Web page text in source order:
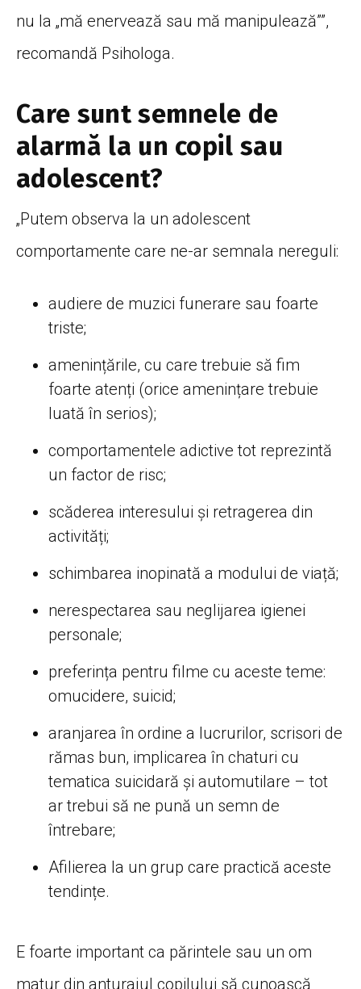
nu la „mă enervează sau mă manipulează””,
recomandă Psihologa.
Care sunt semnele de
alarmă la un copil sau
adolescent?
„Putem observa la un adolescent
comportamente care ne-ar semnala nereguli:
audiere de muzici funerare sau foarte
triste;
amenințările, cu care trebuie să fim
foarte atenți (orice amenințare trebuie
luată în serios);
comportamentele adictive tot reprezintă
un factor de risc;
scăderea interesului și retragerea din
activități;
schimbarea inopinată a modului de viață;
nerespectarea sau neglijarea igienei
personale;
preferința pentru filme cu aceste teme:
omucidere, suicid;
aranjarea în ordine a lucrurilor, scrisori de
rămas bun, implicarea în chaturi cu
tematica suicidară și automutilare – tot
ar trebui să ne pună un semn de
întrebare;
Afilierea la un grup care practică aceste
tendințe.
E foarte important ca părintele sau un om
matur din anturajul copilului să cunoască